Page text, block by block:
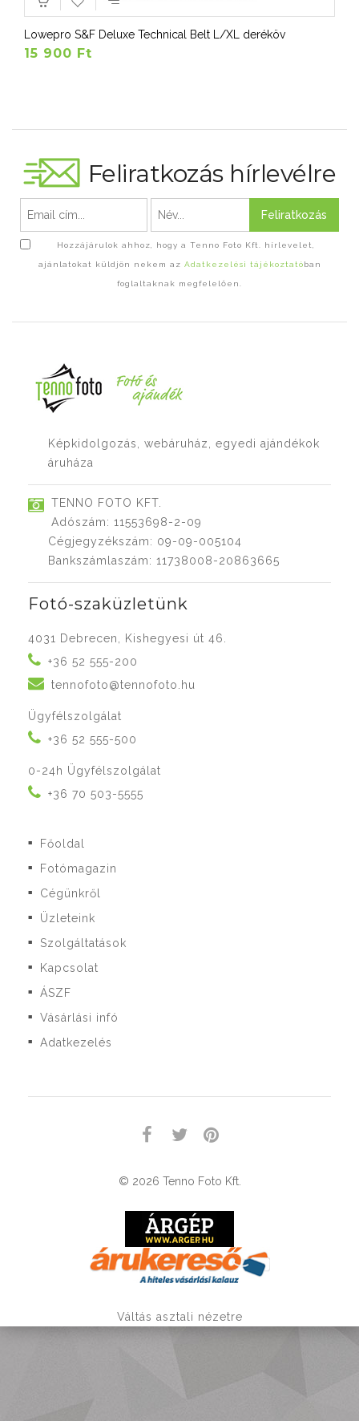
Lowepro S&F Deluxe Technical Belt L/XL deréköv
15 900 Ft
Feliratkozás hírlevélre
Feliratkozás
Hozzájárulok ahhoz, hogy a Tenno Foto Kft. hírlevelet,
ajánlatokat küldjön nekem az Adatkezelési tájékoztatóban
foglaltaknak megfelelően.
Képkidolgozás, webáruház, egyedi ajándékok
áruháza
TENNO FOTO KFT.
Adószám: 11553698-2-09
Cégjegyzékszám: 09-09-005104
Bankszámlaszám: 11738008-20863665
Fotó-szaküzletünk
4031 Debrecen, Kishegyesi út 46.
+36 52 555-200
tennofoto@tennofoto.hu
Ügyfélszolgálat
+36 52 555-500
0-24h Ügyfélszolgálat
+36 70 503-5555
■ Főoldal
■ Fotómagazin
■ Cégünkről
■ Üzleteink
■ Szolgáltatások
■ Kapcsolat
■ ÁSZF
■ Vásárlási infó
■ Adatkezelés
© 2026 Tenno Foto Kft.
Váltás asztali nézetre